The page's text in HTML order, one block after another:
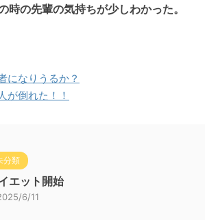
時の先輩の気持ちが少しわかった。
になりうるか？
が倒れた！！
分類
エット開始
6/11